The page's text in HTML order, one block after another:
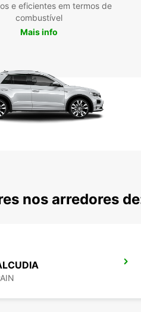
e eficientes em termos de
combustível
Mais info
nos arredores